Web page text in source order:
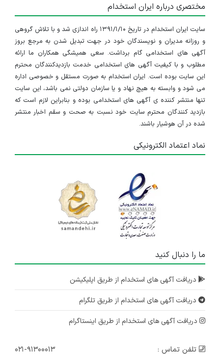
مختصری درباره ایران استخدام
سایت ایران استخدام در تاریخ ۱۳۹۱/۱/۱۰ راه اندازی شد و با تلاش گروهی
و روزانه مدیران و نویسندگان خود در جهت تبدیل شدن به مرجع بروز
آگهی های استخدامی گام برداشت. سعی همیشگی همکاران ما ارائه
مطلوب و با کیفیت آگهی های استخدامی خدمت بازدیدکنندگان محترم
این سایت بوده است. ایران استخدام به صورت مستقل و خصوصی اداره
می شود و وابسته به هیچ نهاد و یا سازمان دولتی نمی باشد، این سایت
تنها منتشر کننده ی آگهی های استخدامی بوده و بنابراین لازم است که
بازدید کنندگان محترم سایت خود نسبت به صحت و سقم اخبار منتشر
شده در آن هوشیار باشند.
نماد اعتماد الکترونیکی
ما را دنبال کنید
دریافت آگهی های استخدام از طریق اپلیکیشن
دریافت آگهی های استخدام از طریق تلگرام
دریافت آگهی های استخدام از طریق اینستاگرام
تلفن تماس : ۰۲۱-۹۱۳۰۰۰۱۳